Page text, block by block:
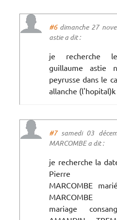
#6dimanche 27
astie a dit :
je recherche
guillaume astie
peyrusse dans le
allanche (l'hopital)k
#7samedi 03
MARCOMBE a dit :
je recherche la
Pierre
MARCOMBE
MARCOMBE
mariage